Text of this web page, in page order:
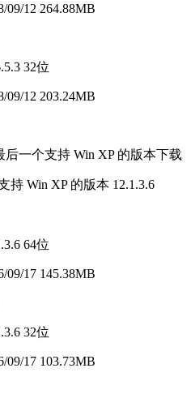
09/12 264.88MB
32位
09/12 203.24MB
持 Win XP 的版本 12.1.3.6
64位
09/17 145.38MB
32位
09/17 103.73MB